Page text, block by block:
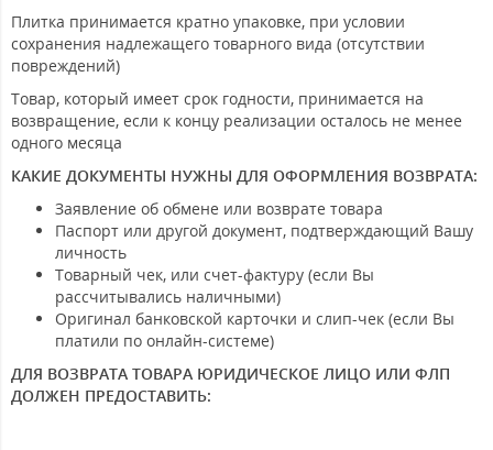
Плитка принимается кратно упаковке, при условии
сохранения надлежащего товарного вида (отсутствии
повреждений)
Товар, который имеет срок годности, принимается на
возвращение, если к концу реализации осталось не менее
одного месяца
КАКИЕ ДОКУМЕНТЫ НУЖНЫ ДЛЯ ОФОРМЛЕНИЯ ВОЗВРАТА:
Заявление об обмене или возврате товара
Паспорт или другой документ, подтверждающий Вашу
личность
Товарный чек, или счет-фактуру (если Вы
рассчитывались наличными)
Оригинал банковской карточки и слип-чек (если Вы
платили по онлайн-системе)
ДЛЯ ВОЗВРАТА ТОВАРА ЮРИДИЧЕСКОЕ ЛИЦО ИЛИ ФЛП
ДОЛЖЕН ПРЕДОСТАВИТЬ: